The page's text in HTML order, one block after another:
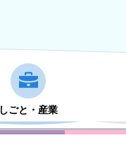
しごと・産業